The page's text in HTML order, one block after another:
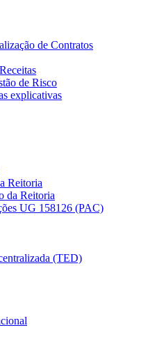
de Contratos
de Risco
explicativas
Reitoria
da Reitoria
UG 158126 (PAC)
(TED)